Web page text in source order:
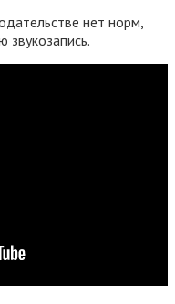
нет норм,
звукозапись.